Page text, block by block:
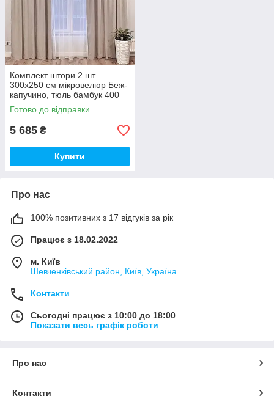
Комплект штори 2 шт
300х250 см мікровелюр Беж-
капучино, тюль бамбук 400
см Тепло-білий
Готово до відправки
5 685 ₴
Купити
Про нас
100% позитивних з 17 відгуків за рік
Працює з 18.02.2022
м. Київ
Шевченківський район, Київ, Україна
Контакти
Сьогодні працює з 10:00 до 18:00
Показати весь графік роботи
Про нас
Контакти